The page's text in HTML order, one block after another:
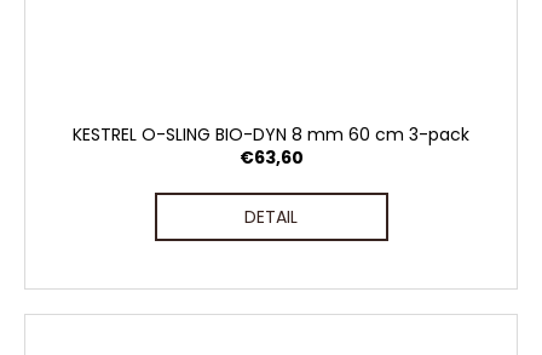
KESTREL O-SLING BIO-DYN 8 mm 60 cm 3-pack
€63,60
DETAIL